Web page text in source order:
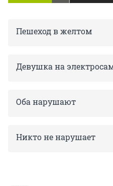
Пешеход в желтом
Девушка на
Оба нарушают
Никто не нарушает